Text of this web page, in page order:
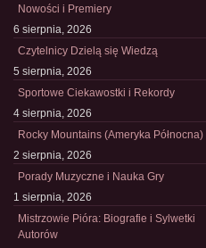
Nowości i Premiery
6 sierpnia, 2026
Czytelnicy Dzielą się Wiedzą
5 sierpnia, 2026
Sportowe Ciekawostki i Rekordy
4 sierpnia, 2026
Rocky Mountains (Ameryka Północna)
2 sierpnia, 2026
Porady Muzyczne i Nauka Gry
1 sierpnia, 2026
Mistrzowie Pióra: Biografie i Sylwetki
Autorów